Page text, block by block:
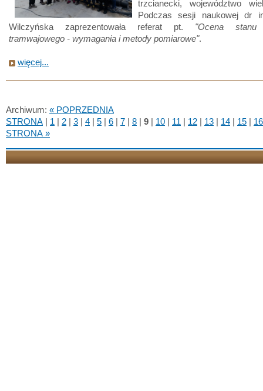
trzcianecki, województwo
Podczas sesji naukowej dr
Wilczyńska zaprezentowała referat pt. "Ocena stanu
tramwajowego - wymagania i metody pomiarowe".
więcej...
Archiwum: « POPRZEDNIA
STRONA | 1 | 2 | 3 | 4 | 5 | 6 | 7 | 8 | 9 | 10 | 11 | 12 | 13 | 14 | 15 | 16
STRONA »